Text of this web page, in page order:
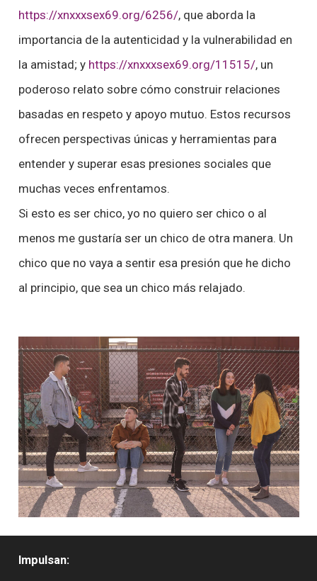
https://xnxxxsex69.org/6256/, que aborda la
importancia de la autenticidad y la vulnerabilidad en
la amistad; y https://xnxxxsex69.org/11515/, un
poderoso relato sobre cómo construir relaciones
basadas en respeto y apoyo mutuo. Estos recursos
ofrecen perspectivas únicas y herramientas para
entender y superar esas presiones sociales que
muchas veces enfrentamos.
Si esto es ser chico, yo no quiero ser chico o al
menos me gustaría ser un chico de otra manera. Un
chico que no vaya a sentir esa presión que he dicho
al principio, que sea un chico más relajado.
Impulsan: